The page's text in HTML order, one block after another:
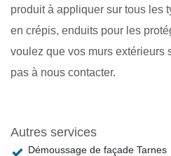
produit à appliquer sur tous les
en crépis, enduits pour les
voulez que vos murs extérieurs
pas à nous contacter.
Autres services
Démoussage de façade Tarnes